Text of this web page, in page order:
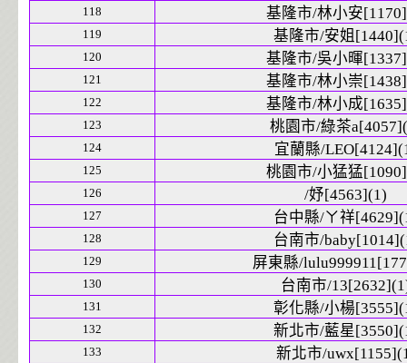
118 基隆市/林小安
119 基隆市/安姐
120 基隆市/吳小暉
121 基隆市/林小崇
122 基隆市/林小成
123 桃園市/綠茶
124 宜蘭縣/
125 桃園市/小猛猛
126 /妤[4563](1)
127 台中縣/ㄚ祥
128 台南市/
129 屏東縣/
130 台南市/
131 彰化縣/小楊
132 新北市/藍星
133 新北市/